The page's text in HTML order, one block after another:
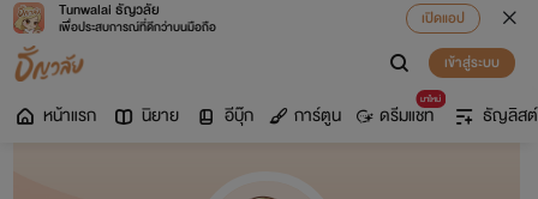
Tunwalai ธัญวลัย
เพื่อประสบการณ์ที่ดีกว่าบนมือถือ
เปิดแอป
เข้าสู่ระบบ
หน้าแรก นิยาย อีบุ๊ก การ์ตูน
มาใหม่
ดรีมแชท ธัญลิสต์